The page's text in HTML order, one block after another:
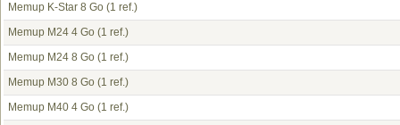
Memup K-Star 8 Go (1 ref.)
Memup M24 4 Go (1 ref.)
Memup M24 8 Go (1 ref.)
Memup M30 8 Go (1 ref.)
Memup M40 4 Go (1 ref.)